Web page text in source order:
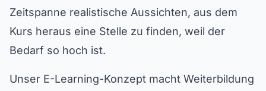
Zeitspanne realistische Aussichten, aus dem
Kurs heraus eine Stelle zu finden, weil der
Bedarf so hoch ist.
Unser E-Learning-Konzept macht Weiterbildung